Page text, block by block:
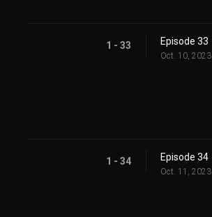
1 - 33 Episode 33
Oct. 10, 2023
1 - 34 Episode 34
Oct. 11, 2023